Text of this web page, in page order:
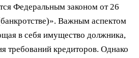
Федеральным законом от 26
Важным аспектом
в себя имущество должника,
требований кредиторов. Однако